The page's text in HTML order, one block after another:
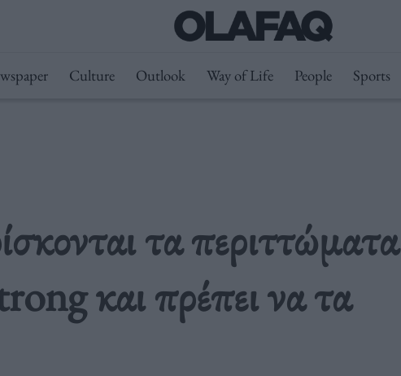
Culture Outlook Way of Life People Sports
τα περιττώματα
και πρέπει να τα